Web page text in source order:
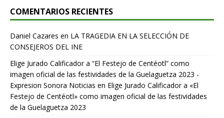
COMENTARIOS RECIENTES
Daniel Cazares en LA TRAGEDIA EN LA SELECCIÓN DE
CONSEJEROS DEL INE
Elige Jurado Calificador a “El Festejo de Centéotl” como
imagen oficial de las festividades de la Guelaguetza 2023 -
Expresion Sonora Noticias en Elige Jurado Calificador a «El
Festejo de Centéotl» como imagen oficial de las festividades
de la Guelaguetza 2023